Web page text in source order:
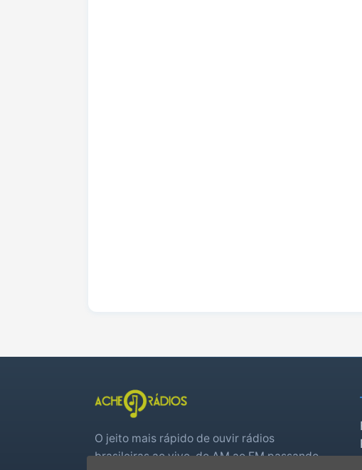
O jeito mais rápido de ouvir rádios
brasileiras ao vivo, do AM ao FM passando